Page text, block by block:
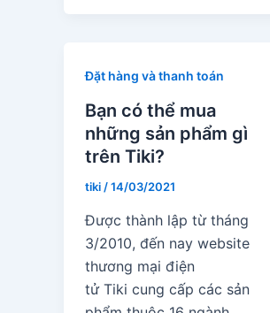
Đặt hàng và thanh toán
Bạn có thể mua
những sản phẩm gì
trên Tiki?
tiki/14/03/2021
Được thành lập từ tháng
3/2010, đến nay website
thương mại điện
tử Tiki cung cấp các sản